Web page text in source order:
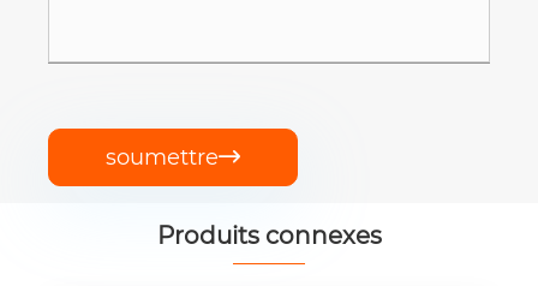
soumettre
Produits connexes